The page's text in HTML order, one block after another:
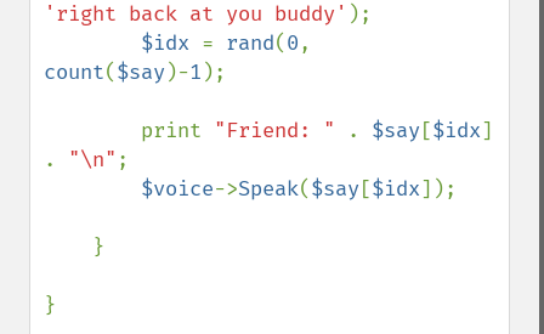
'right back at you buddy' );
$idx = rand(0
count($say )-1 );
        print
"Friend: " . $say [$idx]
. "\n" ;
$voice->Speak($say [$idx]);
}